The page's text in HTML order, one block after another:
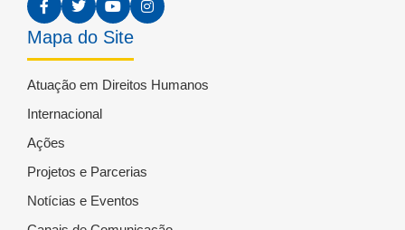
Mapa do Site
Atuação em Direitos Humanos
Internacional
Ações
Projetos e Parcerias
Notícias e Eventos